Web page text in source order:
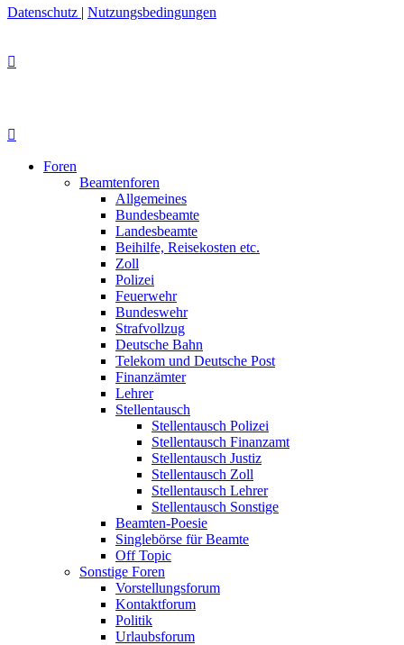
Datenschutz | Nutzungsbedingungen
Foren
Beamtenforen
Allgemeines
Bundesbeamte
Landesbeamte
Beihilfe, Reisekosten etc.
Zoll
Polizei
Feuerwehr
Bundeswehr
Strafvollzug
Deutsche Bahn
Telekom und Deutsche Post
Finanzämter
Lehrer
Stellentausch
Stellentausch Polizei
Stellentausch Finanzamt
Stellentausch Justiz
Stellentausch Zoll
Stellentausch Lehrer
Stellentausch Sonstige
Beamten-Poesie
Singlebörse für Beamte
Off Topic
Sonstige Foren
Vorstellungsforum
Kontaktforum
Politik
Urlaubsforum